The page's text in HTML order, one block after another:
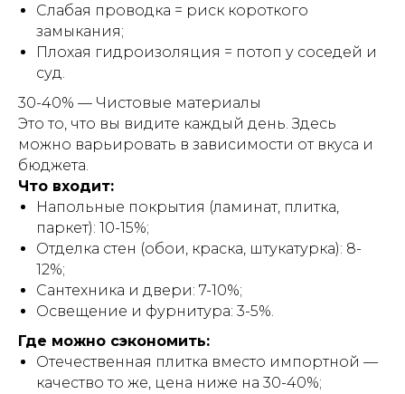
Слабая проводка = риск короткого
замыкания;
Плохая гидроизоляция = потоп у соседей и
суд.
30-40% — Чистовые материалы
Это то, что вы видите каждый день. Здесь
можно варьировать в зависимости от вкуса и
бюджета.
Что входит:
Напольные покрытия (ламинат, плитка,
паркет): 10-15%;
Отделка стен (обои, краска, штукатурка): 8-
12%;
Сантехника и двери: 7-10%;
Освещение и фурнитура: 3-5%.
Где можно сэкономить:
Отечественная плитка вместо импортной —
качество то же, цена ниже на 30-40%;